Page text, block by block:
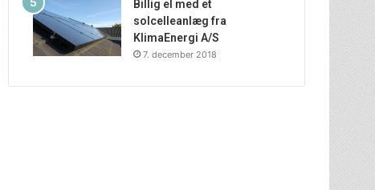
Billig el med et
solcelleanlæg fra
KlimaEnergi A/S
7. december 2018